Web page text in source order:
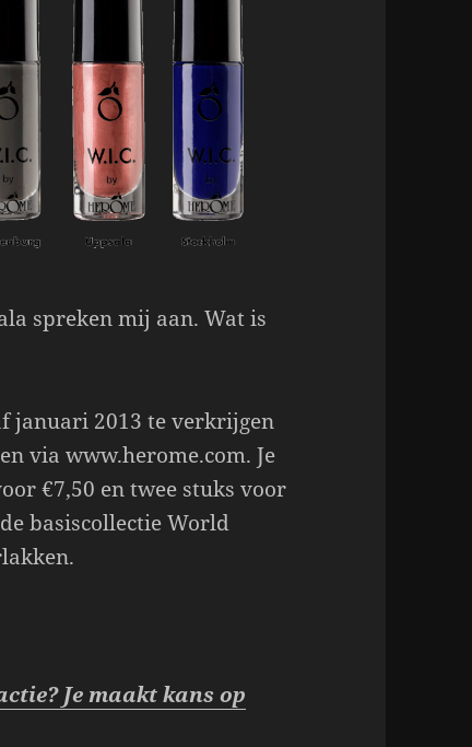
spreken mij aan. Wat is
januari 2013 te verkrijgen
via www.herome.com. Je
€7,50 en twee stuks voor
basiscollectie World
Je maakt kans op